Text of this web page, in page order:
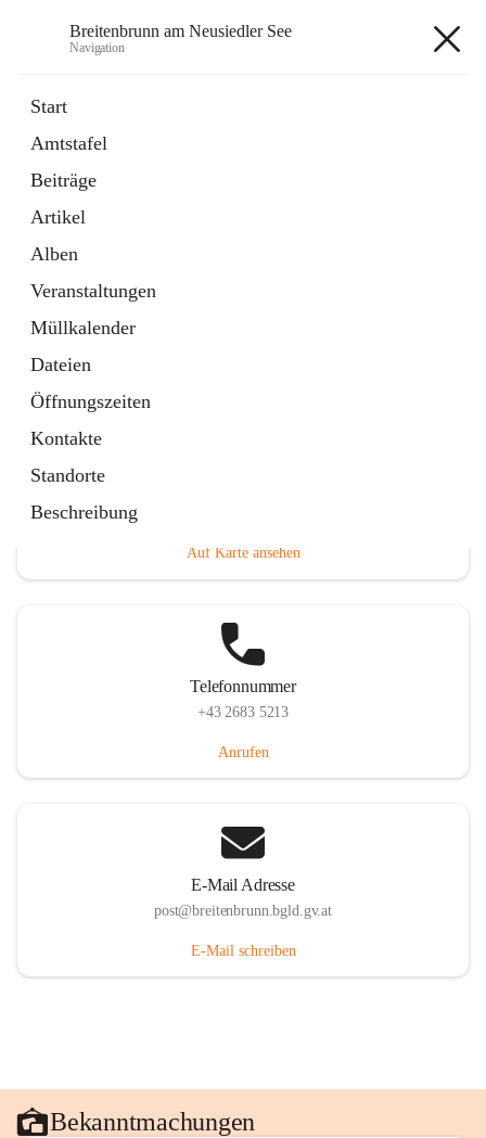
Breitenbrunn am Neusiedler See
Navigation
Start
Amtstafel
Beiträge
Artikel
Alben
Veranstaltungen
Müllkalender
Dateien
Öffnungszeiten
Kontakte
Standorte
Beschreibung
18 Schnellzugriffe
Gemeindeservice
Auf Karte ansehen
Telefonnummer
+43 2683 5213
Anrufen
E-Mail Adresse
post@breitenbrunn.bgld.gv.at
E-Mail schreiben
Bekanntmachungen